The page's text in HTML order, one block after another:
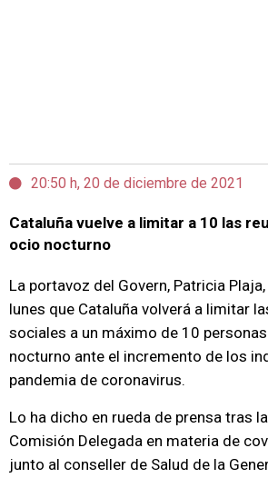
20:50 h, 20 de diciembre de 2021
Cataluña vuelve a limitar a 10 las
ocio nocturno
La portavoz del Govern, Patricia
lunes que Cataluña volverá a limitar
sociales a un máximo de 10
nocturno ante el incremento de los
pandemia de coronavirus.
Lo ha dicho en rueda de prensa tras
Comisión Delegada en materia de
junto al conseller de Salud de la